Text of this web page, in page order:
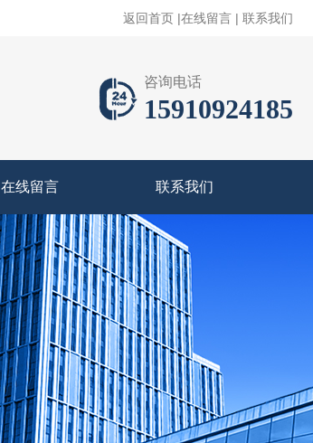
返回首页 |在线留言 | 联系我们
咨询电话
15910924185
在线留言 联系我们